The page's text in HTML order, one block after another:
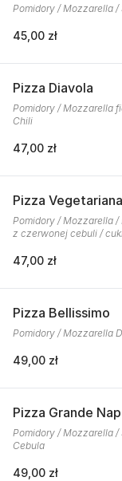
Pomidory / Mozzarella /
45,00 zł
Pizza Diavola
Pomidory / Mozzarella
Chili
47,00 zł
Pizza Vegetariana
Pomidory / Mozzarella
z czerwonej cebuli /
47,00 zł
Pizza Bellissimo
Pomidory / Mozzarella
49,00 zł
Pizza Grande
Pomidory / Mozzarella
Cebula
49,00 zł